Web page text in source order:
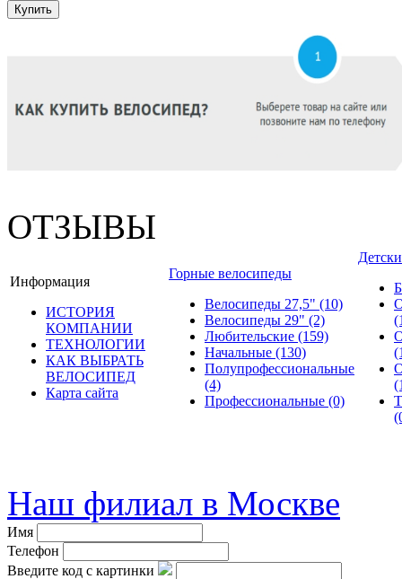
ОТЗЫВЫ
Информация
ИСТОРИЯ
КОМПАНИИ
ТЕХНОЛОГИИ
КАК ВЫБРАТЬ
ВЕЛОСИПЕД
Карта сайта
Горные велосипеды
Велосипеды 27,5" (10)
Велосипеды 29" (2)
Любительские (159)
Начальные (130)
Полупрофессиональные
(4)
Профессиональные (0)
Наш филиал в Москве
Имя
Телефон
Введите код с картинки